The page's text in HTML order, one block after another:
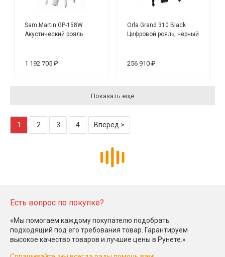
Sam Martin GP-158W
Акустический рояль
1 192 705 ₽
Orla Grand 310 Black
Цифровой рояль, черный
256 910 ₽
Показать ещё
1 2 3 4 Вперёд >
Есть вопрос по покупке?
«Мы помогаем каждому покупателю подобрать
подходящий под его требования товар. Гарантируем
высокое качество товаров и лучшие цены в Рунете.»